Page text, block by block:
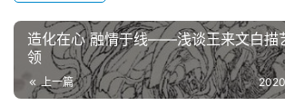
容
易
寫
錯
造化在心 融情于线——浅谈王来文白描
领
上一篇